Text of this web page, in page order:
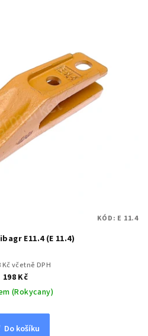
E11.4 (E 11.4)
Kč včetně DPH
198 Kč
(Rokycany)
Do košíku
KÓD: E 11.4